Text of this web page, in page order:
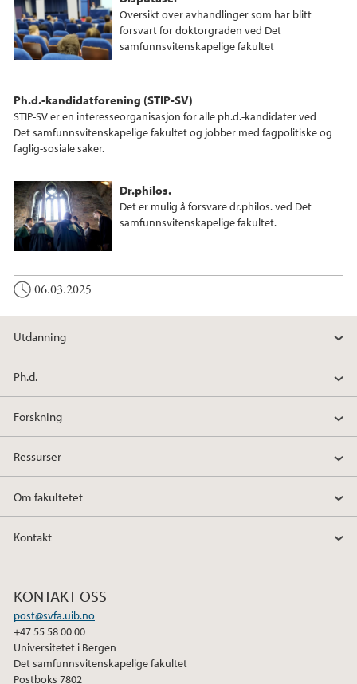
Oversikt over avhandlinger som har blitt
forsvart for doktorgraden ved Det
samfunnsvitenskapelige fakultet
Ph.d.-kandidatforening (STIP-SV)
STIP-SV er en interesseorganisasjon for alle ph.d.-kandidater ved
Det samfunnsvitenskapelige fakultet og jobber med fagpolitiske og
faglig-sosiale saker.
Dr.philos.
Det er mulig å forsvare dr.philos. ved Det
samfunnsvitenskapelige fakultet.
06.03.2025
Utdanning
Ph.d.
Forskning
Ressurser
Om fakultetet
Kontakt
KONTAKT OSS
post@svfa.uib.no
+47 55 58 00 00
Universitetet i Bergen
Det samfunnsvitenskapelige fakultet
Postboks 7802